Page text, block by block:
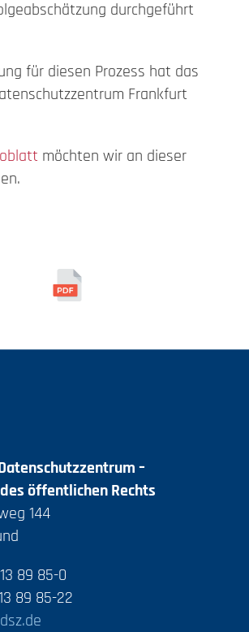
durchgeführt
für diesen Prozess hat das
Frankfurt
möchten wir an dieser
–
öffentlichen Rechts
144
89 85-0
89 85-22